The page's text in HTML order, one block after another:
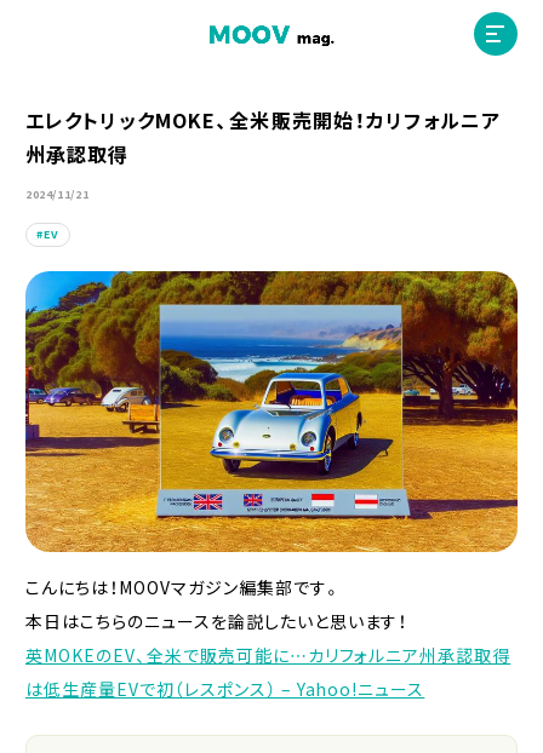
ホーム
MOOVマガジン利用規約
お問合せ
人材募集（ライター、配車スタッフ、デザイナー）
エレクトリックMOKE、全米販売開始！カリフォルニア
州承認取得
2024/11/21
EV
こんにちは！MOOVマガジン編集部です。
本日はこちらのニュースを論説したいと思います！
英MOKEのEV、全米で販売可能に…カリフォルニア州承認取得
は低生産量EVで初（レスポンス） – Yahoo!ニュース